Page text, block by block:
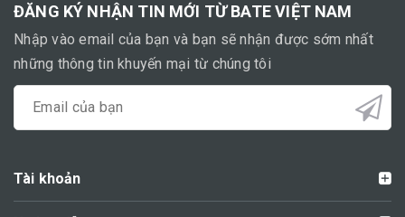
ĐĂNG KÝ NHẬN TIN MỚI TỪ BATE VIỆT NAM
Nhập vào email của bạn và bạn sẽ nhận được sớm nhất
những thông tin khuyến mại từ chúng tôi
Tài khoản